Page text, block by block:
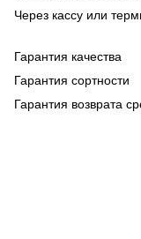
Через кассу или
Гарантия качества
Гарантия сортности
Гарантия возврата